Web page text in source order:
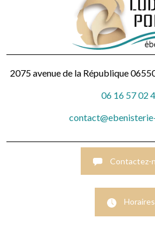
2075 avenue de la République
06 16 57 02
Contactez-
Horaires